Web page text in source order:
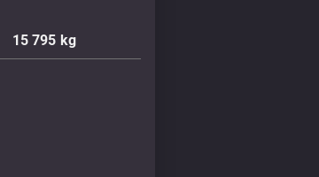
15 795 kg